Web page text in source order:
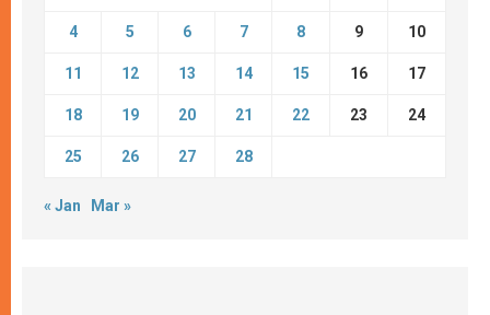
4 5 6 7 8 9 10
11 12 13 14 15 16 17
18 19 20 21 22 23 24
25 26 27 28
« Jan Mar »